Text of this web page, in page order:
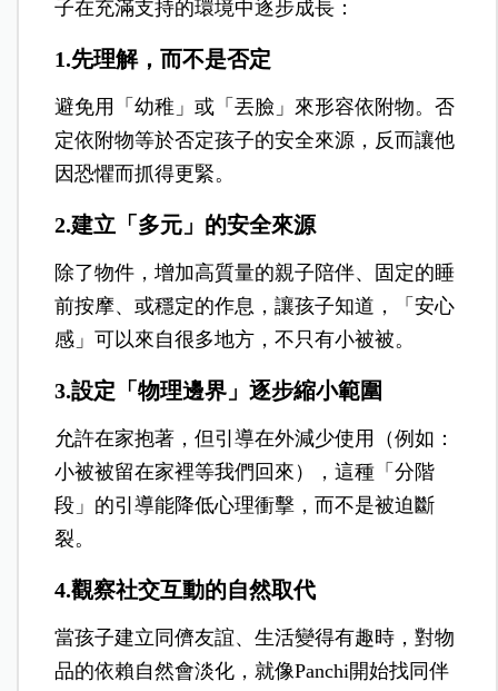
子在充滿支持的環境中逐步成長：
1.先理解，而不是否定
避免用「幼稚」或「丟臉」來形容依附物。否
定依附物等於否定孩子的安全來源，反而讓他
因恐懼而抓得更緊。
2.建立「多元」的安全來源
除了物件，增加高質量的親子陪伴、固定的睡
前按摩、或穩定的作息，讓孩子知道，「安心
感」可以來自很多地方，不只有小被被。
3.設定「物理邊界」逐步縮小範圍
允許在家抱著，但引導在外減少使用（例如：
小被被留在家裡等我們回來），這種「分階
段」的引導能降低心理衝擊，而不是被迫斷
裂。
4.觀察社交互動的自然取代
當孩子建立同儕友誼、生活變得有趣時，對物
品的依賴自然會淡化，就像Panchi開始找同伴